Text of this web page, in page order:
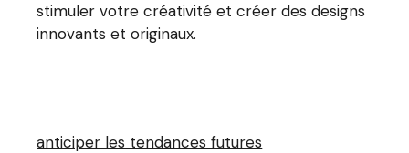
stimuler votre créativité et créer des designs
innovants et originaux.
anticiper les tendances futures